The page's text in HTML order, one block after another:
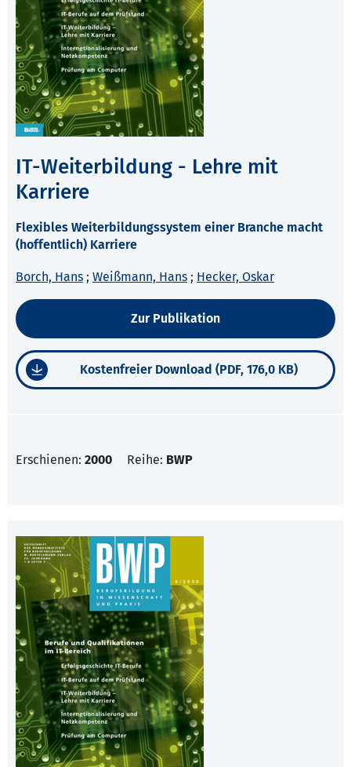
IT-Weiterbildung - Lehre mit
Karriere
Flexibles Weiterbildungssystem einer Branche macht
(hoffentlich) Karriere
Borch, Hans ; Weißmann, Hans ; Hecker, Oskar
Zur Publikation
Kostenfreier Download (PDF, 176,0 KB)
Erschienen: 2000 Reihe: BWP